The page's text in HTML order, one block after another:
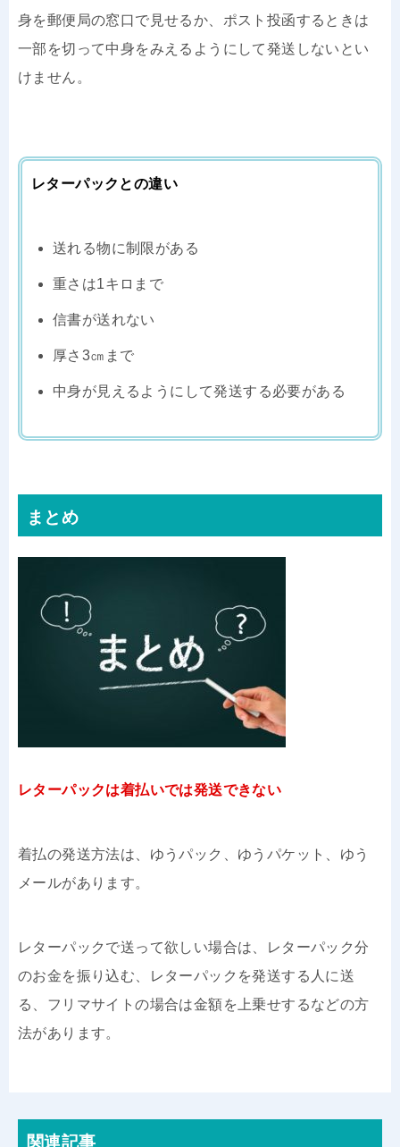
身を郵便局の窓口で見せるか、ポスト投函するときは
一部を切って中身をみえるようにして発送しないとい
けません。
レターパックとの違い
送れる物に制限がある
重さは1キロまで
信書が送れない
厚さ3㎝まで
中身が見えるようにして発送する必要がある
まとめ
レターパックは着払いでは発送できない
着払の発送方法は、ゆうパック、ゆうパケット、ゆう
メールがあります。
レターパックで送って欲しい場合は、レターパック分
のお金を振り込む、レターパックを発送する人に送
る、フリマサイトの場合は金額を上乗せするなどの方
法があります。
関連記事